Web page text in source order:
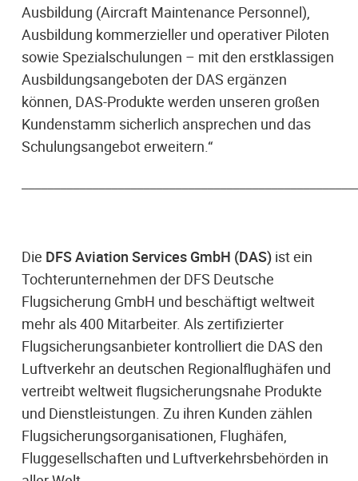
Ausbildung (Aircraft Maintenance Personnel),
Ausbildung kommerzieller und operativer Piloten
sowie Spezialschulungen – mit den erstklassigen
Ausbildungsangeboten der DAS ergänzen
können, DAS-Produkte werden unseren großen
Kundenstamm sicherlich ansprechen und das
Schulungsangebot erweitern.“
Die DFS Aviation Services GmbH (DAS) ist ein
Tochterunternehmen der DFS Deutsche
Flugsicherung GmbH und beschäftigt weltweit
mehr als 400 Mitarbeiter. Als zertifizierter
Flugsicherungsanbieter kontrolliert die DAS den
Luftverkehr an deutschen Regionalflughäfen und
vertreibt weltweit flugsicherungsnahe Produkte
und Dienstleistungen. Zu ihren Kunden zählen
Flugsicherungsorganisationen, Flughäfen,
Fluggesellschaften und Luftverkehrsbehörden in